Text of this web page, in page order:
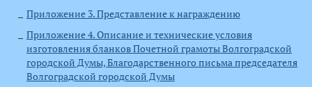
Приложение 3. Представление к награждению
Приложение 4. Описание и технические условия
изготовления бланков Почетной грамоты Волгоградской
городской Думы, Благодарственного письма председателя
Волгоградской городской Думы